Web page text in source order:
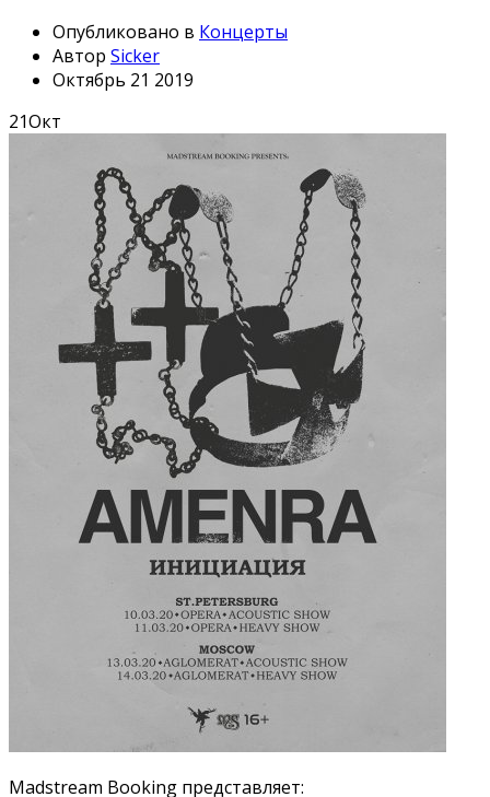
Опубликовано в Концерты
Автор Sicker
Октябрь 21 2019
21Окт
Madstream Booking представляет: